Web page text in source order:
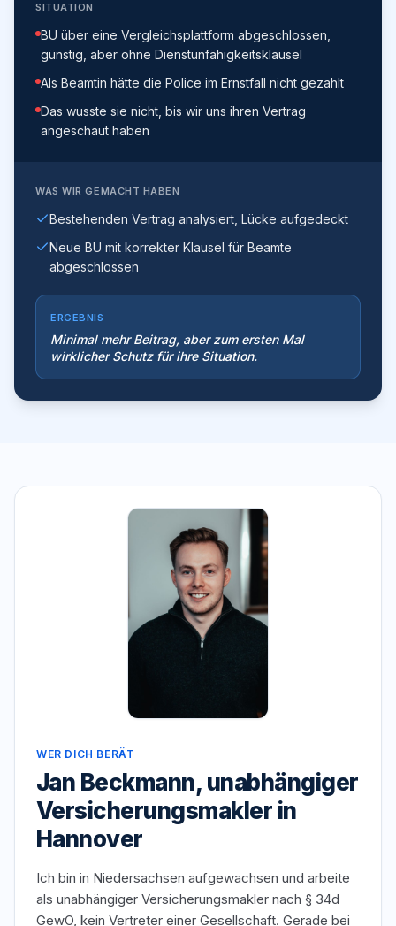
SITUATION
BU über eine Vergleichsplattform abgeschlossen,
günstig, aber ohne Dienstunfähigkeitsklausel
Als Beamtin hätte die Police im Ernstfall nicht gezahlt
Das wusste sie nicht, bis wir uns ihren Vertrag
angeschaut haben
WAS WIR GEMACHT HABEN
Bestehenden Vertrag analysiert, Lücke aufgedeckt
Neue BU mit korrekter Klausel für Beamte
abgeschlossen
ERGEBNIS
Minimal mehr Beitrag, aber zum ersten Mal
wirklicher Schutz für ihre Situation.
WER DICH BERÄT
Jan Beckmann, unabhängiger
Versicherungsmakler in
Hannover
Ich bin in Niedersachsen aufgewachsen und arbeite
als unabhängiger Versicherungsmakler nach § 34d
GewO, kein Vertreter einer Gesellschaft. Gerade bei